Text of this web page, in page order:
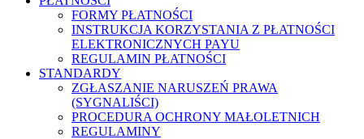
FORMY PŁATNOŚCI
INSTRUKCJA KORZYSTANIA Z PŁATNOŚCI
ELEKTRONICZNYCH PAYU
REGULAMIN PŁATNOŚCI
STANDARDY
ZGŁASZANIE NARUSZEŃ PRAWA
(SYGNALIŚCI)
PROCEDURA OCHRONY MAŁOLETNICH
REGULAMINY